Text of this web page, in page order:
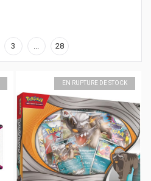
3 28
EN RUPTURE DE STOCK